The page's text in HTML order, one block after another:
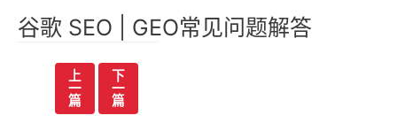
谷歌 SEO | GEO常见问题解答
上
一
篇
下
一
篇